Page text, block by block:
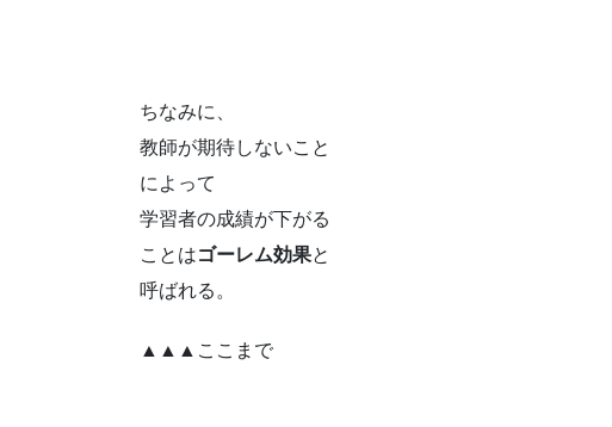
ちなみに、
教師が期待しないこと
によって
学習者の成績が下がる
ことはゴーレム効果と
呼ばれる。
▲▲▲ここまで